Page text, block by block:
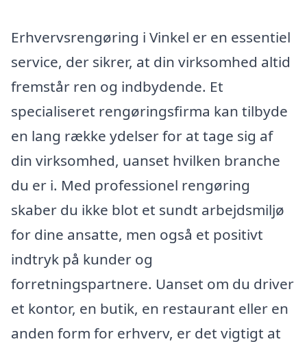
Erhvervsrengøring i Vinkel er en essentiel
service, der sikrer, at din virksomhed altid
fremstår ren og indbydende. Et
specialiseret rengøringsfirma kan tilbyde
en lang række ydelser for at tage sig af
din virksomhed, uanset hvilken branche
du er i. Med professionel rengøring
skaber du ikke blot et sundt arbejdsmiljø
for dine ansatte, men også et positivt
indtryk på kunder og
forretningspartnere. Uanset om du driver
et kontor, en butik, en restaurant eller en
anden form for erhverv, er det vigtigt at